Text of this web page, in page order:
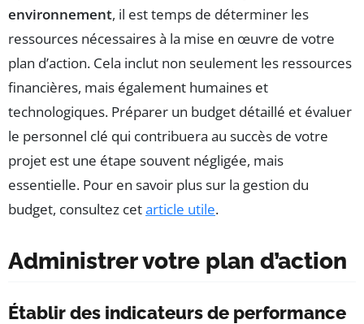
environnement, il est temps de déterminer les
ressources nécessaires à la mise en œuvre de votre
plan d’action. Cela inclut non seulement les ressources
financières, mais également humaines et
technologiques. Préparer un budget détaillé et évaluer
le personnel clé qui contribuera au succès de votre
projet est une étape souvent négligée, mais
essentielle. Pour en savoir plus sur la gestion du
budget, consultez cetarticle utile.
Administrer votre plan d’action
Établir des indicateurs de performance